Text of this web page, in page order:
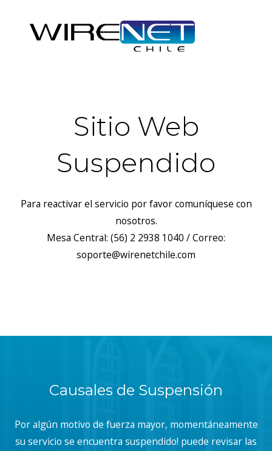
Sitio Web
Suspendido
Para reactivar el servicio por favor comuníquese con
nosotros.
Mesa Central: (56) 2 2938 1040 / Correo:
soporte@wirenetchile.com
Causales de Suspensión
Por algún motivo de fuerza mayor, momentáneamente
su servicio se encuentra suspendido! puede revisar las